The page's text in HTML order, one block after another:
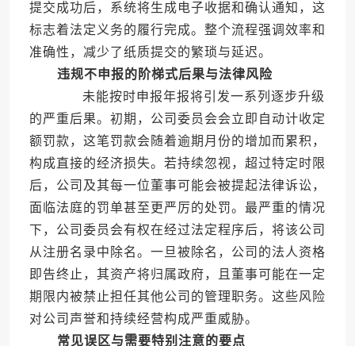
提交成功后，系统将生成电子收据和确认通知，这
标志着法定义务的履行完成。整个流程强调效率和
准确性，减少了纸质提交的繁琐与延迟。
违规不申报的阶梯式后果与法律风险
未能按时申报年报将引发一系列逐步升级
的严重后果。初期，公司委员会会立即自动计收定
额罚款，这笔罚款会随着逾期月份的增加而累积，
构成直接的经济损失。若持续忽视，超过特定时限
后，公司及其每一位董事可能会被提起法律诉讼，
面临法庭的罚单甚至更严厉的处罚。最严重的情况
下，公司委员会有权在经过法定程序后，将该公司
从注册名录中除名。一旦被除名，公司的法人资格
即告终止，其资产将归属政府，且董事可能在一定
期限内被禁止担任其他公司的管理职务。这些风险
对公司声誉和持续经营构成严重威胁。
常见误区与需要特别注意的要点